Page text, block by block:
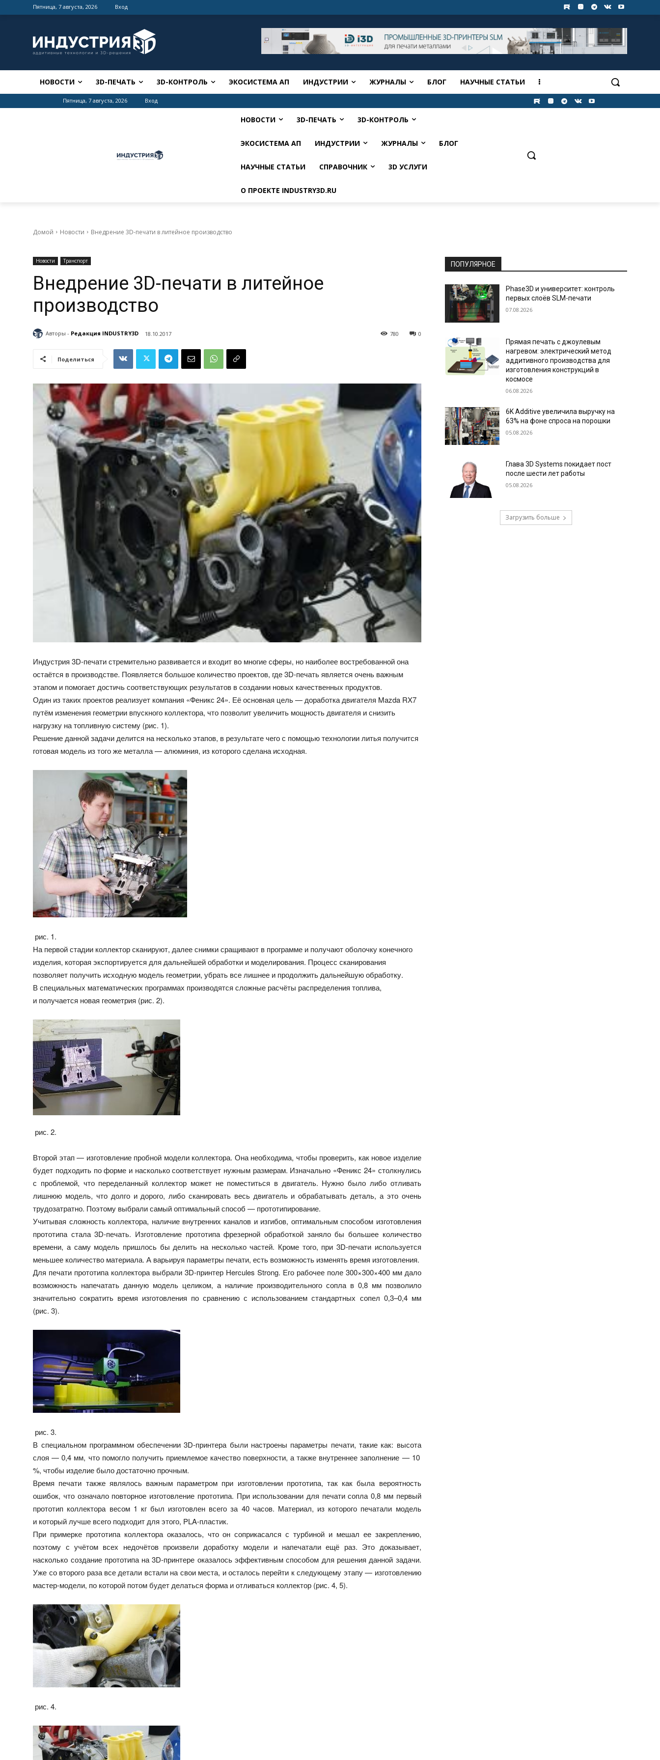
Пятница, 7 августа, 2026 Вход
НОВОСТИ 3D-ПЕЧАТЬ 3D-КОНТРОЛЬ ЭКОСИСТЕМА АП ИНДУСТРИИ ЖУРНАЛЫ БЛОГ НАУЧНЫЕ СТАТЬИ
Пятница, 7 августа, 2026 Вход
НОВОСТИ 3D-ПЕЧАТЬ 3D-КОНТРОЛЬ
ЭКОСИСТЕМА АП ИНДУСТРИИ ЖУРНАЛЫ БЛОГ
НАУЧНЫЕ СТАТЬИ СПРАВОЧНИК 3D УСЛУГИ
О ПРОЕКТЕ INDUSTRY3D.RU
Домой Новости Внедрение 3D-печати в литейное производство
Новости Транспорт
Внедрение 3D-печати в литейное
производство
Авторы - Редакция INDUSTRY3D 18.10.2017 0
780
Поделиться
Индустрия 3D-печати стремительно развивается и входит во многие сферы, но наиболее востребованной она
остаётся в производстве. Появляется большое количество проектов, где 3D-печать является очень важным
этапом и помогает достичь соответствующих результатов в создании новых качественных продуктов.
Один из таких проектов реализует компания «Феникс 24». Её основная цель — доработка двигателя Mazda RX7
путём изменения геометрии впускного коллектора, что позволит увеличить мощность двигателя и снизить
нагрузку на топливную систему (рис. 1).
Решение данной задачи делится на несколько этапов, в результате чего с помощью технологии литья получится
готовая модель из того же металла — алюминия, из которого сделана исходная.
рис. 1.
На первой стадии коллектор сканируют, далее снимки сращивают в программе и получают оболочку конечного
изделия, которая экспортируется для дальнейшей обработки и моделирования. Процесс сканирования
позволяет получить исходную модель геометрии, убрать все лишнее и продолжить дальнейшую обработку.
В специальных математических программах производятся сложные расчёты распределения топлива,
и получается новая геометрия (рис. 2).
рис. 2.
Второй этап — изготовление пробной модели коллектора. Она необходима, чтобы проверить, как новое изделие
будет подходить по форме и насколько соответствует нужным размерам. Изначально «Феникс 24» столкнулись
с проблемой, что переделанный коллектор может не поместиться в двигатель. Нужно было либо отливать
лишнюю модель, что долго и дорого, либо сканировать весь двигатель и обрабатывать деталь, а это очень
трудозатратно. Поэтому выбрали самый оптимальный способ — прототипирование.
Учитывая сложность коллектора, наличие внутренних каналов и изгибов, оптимальным способом изготовления
прототипа стала 3D-печать. Изготовление прототипа фрезерной обработкой заняло бы большее количество
времени, а саму модель пришлось бы делить на несколько частей. Кроме того, при 3D-печати используется
меньшее количество материала. А варьируя параметры печати, есть возможность изменять время изготовления.
Для печати прототипа коллектора выбрали 3D-принтер Hercules Strong. Его рабочее поле 300×300×400 мм дало
возможность напечатать данную модель целиком, а наличие производительного сопла в 0,8 мм позволило
значительно сократить время изготовления по сравнению с использованием стандартных сопел 0,3–0,4 мм
(рис. 3).
рис. 3.
В специальном программном обеспечении 3D-принтера были настроены параметры печати, такие как: высота
слоя — 0,4 мм, что помогло получить приемлемое качество поверхности, а также внутреннее заполнение — 10
%, чтобы изделие было достаточно прочным.
Время печати также являлось важным параметром при изготовлении прототипа, так как была вероятность
ошибок, что означало повторное изготовление прототипа. При использовании для печати сопла 0,8 мм первый
прототип коллектора весом 1 кг был изготовлен всего за 40 часов. Материал, из которого печатали модель
и который лучше всего подходит для этого, PLA-пластик.
При примерке прототипа коллектора оказалось, что он соприкасался с турбиной и мешал ее закреплению,
поэтому с учётом всех недочётов произвели доработку модели и напечатали ещё раз. Это доказывает,
насколько создание прототипа на 3D-принтере оказалось эффективным способом для решения данной задачи.
Уже со второго раза все детали встали на свои места, и осталось перейти к следующему этапу — изготовлению
мастер-модели, по которой потом будет делаться форма и отливаться коллектор (рис. 4, 5).
рис. 4.
ПОПУЛЯРНОЕ
Phase3D и университет: контроль
первых слоёв SLM-печати
07.08.2026
Прямая печать с джоулевым
нагревом: электрический метод
аддитивного производства для
изготовления конструкций в
космосе
06.08.2026
6K Additive увеличила выручку на
63% на фоне спроса на порошки
05.08.2026
Глава 3D Systems покидает пост
после шести лет работы
05.08.2026
Загрузить больше